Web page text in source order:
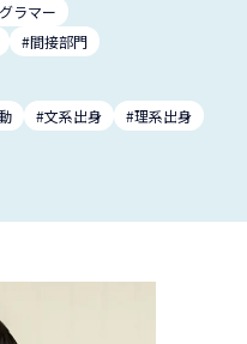
ラマー
#間接部門
#文系出身 #理系出身